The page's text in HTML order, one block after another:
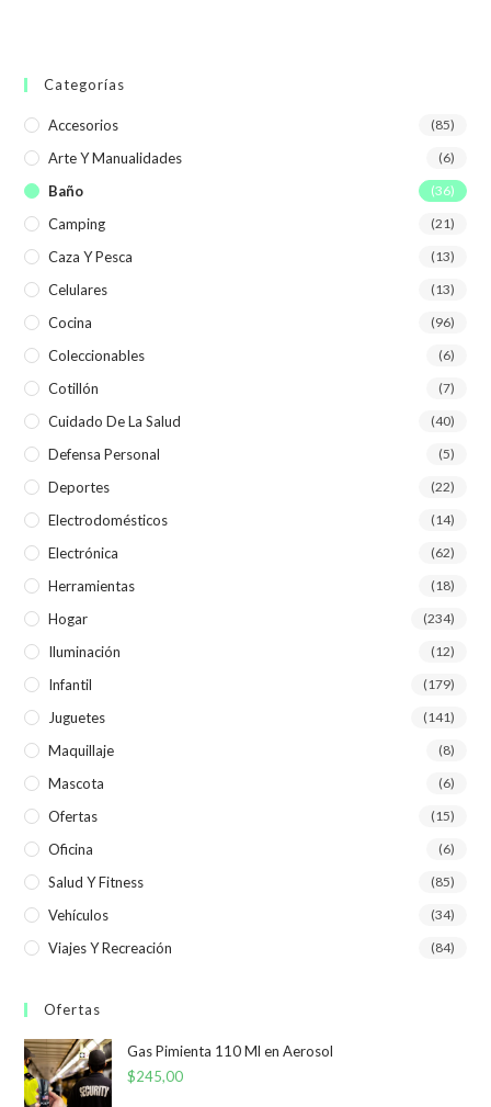
Categorías
Accesorios (85)
Arte Y Manualidades (6)
Baño (36)
Camping (21)
Caza Y Pesca (13)
Celulares (13)
Cocina (96)
Coleccionables (6)
Cotillón (7)
Cuidado De La Salud (40)
Defensa Personal (5)
Deportes (22)
Electrodomésticos (14)
Electrónica (62)
Herramientas (18)
Hogar (234)
Iluminación (12)
Infantil (179)
Juguetes (141)
Maquillaje (8)
Mascota (6)
Ofertas (15)
Oficina (6)
Salud Y Fitness (85)
Vehículos (34)
Viajes Y Recreación (84)
Ofertas
Gas Pimienta 110 Ml en Aerosol
$245,00